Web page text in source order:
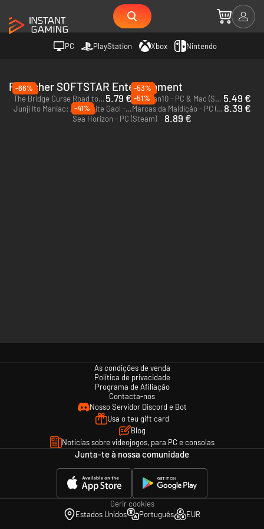
PC PlayStation Xbox Nintendo
Publisher SOFTSTAR Entertainment
-66%
The Bridge Curse Road to Salvation - PC (Steam) 5.79 €
-53%
Richman10 - PC & Mac (Steam) 5.49 €
Junji Ito Maniac: An Infinite Gaol - PC (Steam)
-51%
Marcas da Maldição - PC (Steam)8.39 €
-41%
Sea Horizon - PC (Steam)
8.89 €
As condições de venda
Política de privacidade
Programa de Afiliação
Contacta-nos
Nosso Servidor Discord e Bot
Usa o teu gift card
Blog
Notícias sobre videojogos, para PC e consolas
Junta-te à nossa comunidade
Gerir cookies
Estados Unidos
Português EUR